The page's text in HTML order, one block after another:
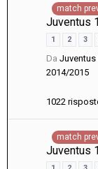
match
Juventus
1 2 3
Da Juventus
2014/2015
1022
match
Juventus